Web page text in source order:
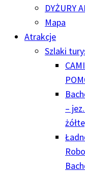
DYŻURY
Mapa
Atrakcje
Szlaki
–